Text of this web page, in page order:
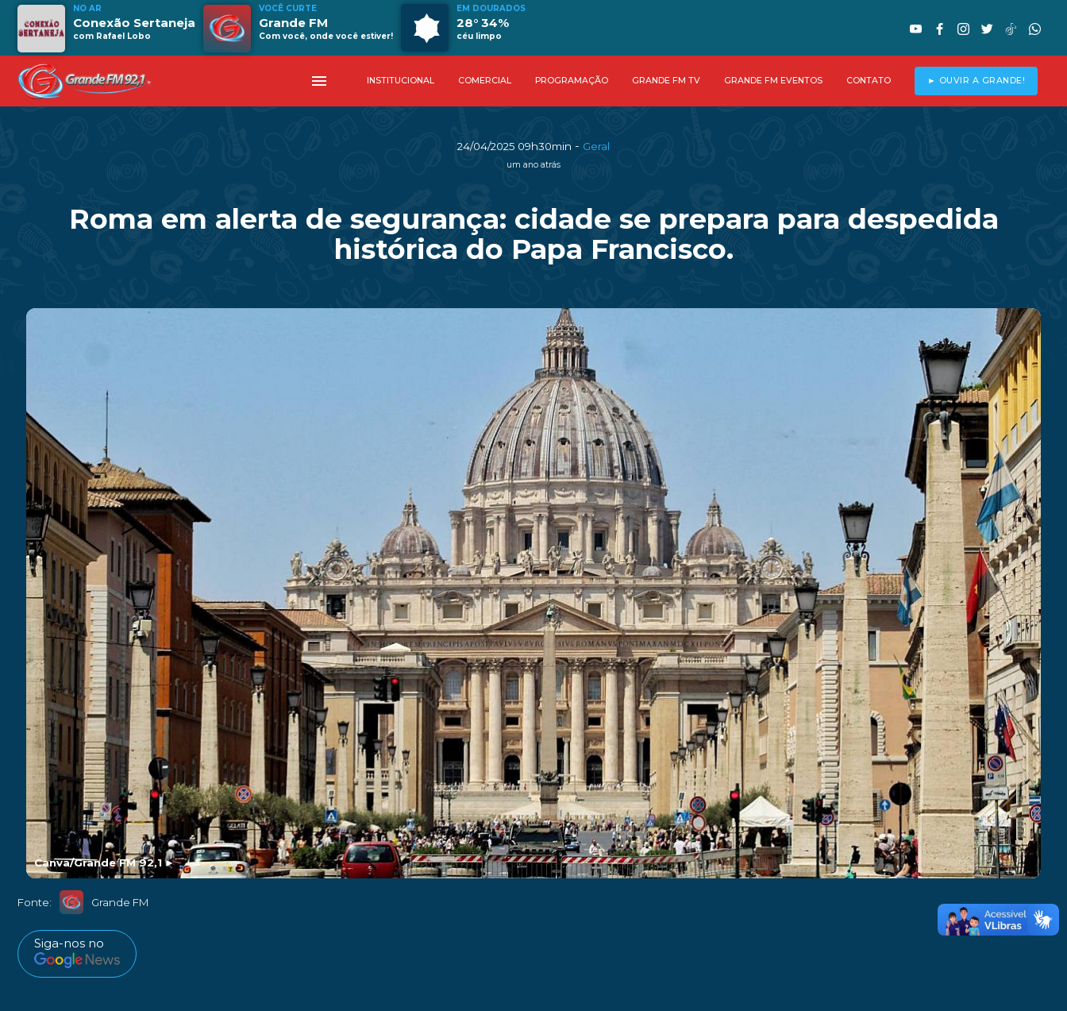
NO AR
Conexão Sertaneja
com Rafael Lobo
VOCÊ CURTE
Grande FM
Com você, onde você estiver!
EM DOURADOS
28° 34%
céu limpo
menu INSTITUCIONAL COMERCIAL PROGRAMAÇÃO GRANDE FM TV GRANDE FM EVENTOS CONTATO ► OUVIR A GRANDE!
24/04/2025 09h30min - Geral
um ano atrás
Roma em alerta de segurança: cidade se prepara para despedida
histórica do Papa Francisco.
Canva/Grande FM 92,1►
Fonte: Grande FM
Siga-nos no